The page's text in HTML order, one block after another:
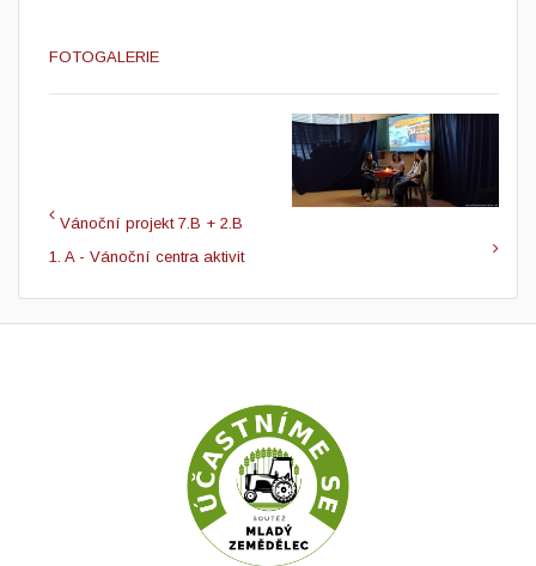
FOTOGALERIE
Vánoční projekt 7.B + 2.B
1. A - Vánoční centra aktivit